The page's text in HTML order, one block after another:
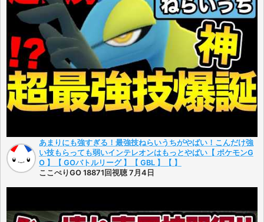
あまりにも強すぎる！最強技ねらいうちがやばい！こんだけ強
い技もらっても弱いインテレオンはもっとやばい【 ポケモンG
O 】【 GOバトルリーグ 】【 GBL 】【 】
ここぺりGO 18871回視聴 7月4日